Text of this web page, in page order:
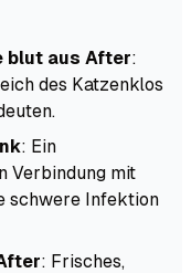
blut aus After:
des Katzenklos
: Ein
Verbindung mit
schwere Infektion
: Frisches,